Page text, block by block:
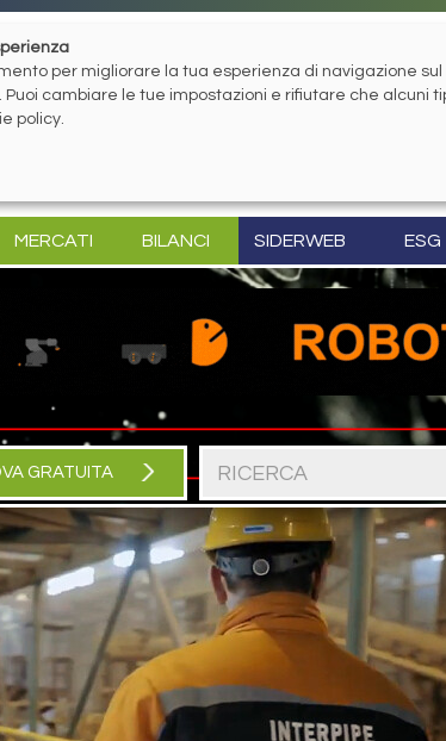
MERCATI BILANCI SIDERWEB ESG
GRATUITA
per migliorare la tua esperienza di navigazione
cambiare le tue impostazioni e rifiutare che
policy.